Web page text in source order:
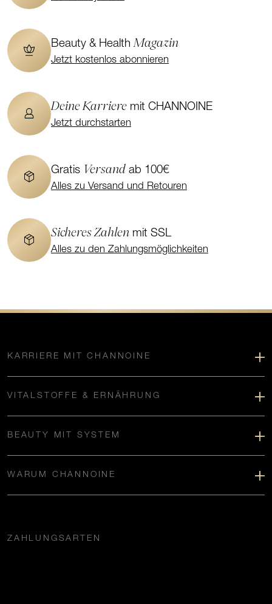
Beauty & HealthMagazin
Jetzt kostenlos abonnieren
Deine Karriere mit CHANNOINE
Jetzt durchstarten
Gratis Versand ab 100€
Alles zu Versand und Retouren
Sicheres Zahlen mit SSL
Alles zu den Zahlungsmöglichkeiten
KARRIERE MIT CHANNOINE
VITALSTOFFE & ERNÄHRUNG
BEAUTY MIT SYSTEM
WARUM CHANNOINE
ZAHLUNGSARTEN